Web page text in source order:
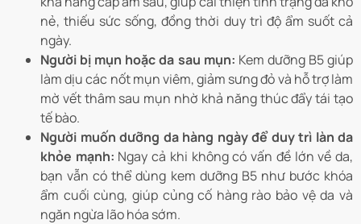
nẻ, thiếu sức sống, đồng thời duy trì độ ẩm suốt cả
ngày.
Người bị mụn hoặc da sau mụn: Kem dưỡng B5 giúp
làm dịu các nốt mụn viêm, giảm sưng đỏ và hỗ trợ làm
mờ vết thâm sau mụn nhờ khả năng thúc đẩy tái tạo
tế bào.
Người muốn dưỡng da hàng ngày để duy trì làn da
khỏe mạnh: Ngay cả khi không có vấn đề lớn về da,
bạn vẫn có thể dùng kem dưỡng B5 như bước khóa
ẩm cuối cùng, giúp củng cố hàng rào bảo vệ da và
ngăn ngừa lão hóa sớm.